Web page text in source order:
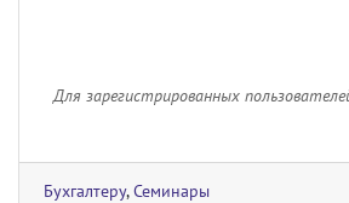
Для зарегистрированных
Бухгалтеру,Семинары